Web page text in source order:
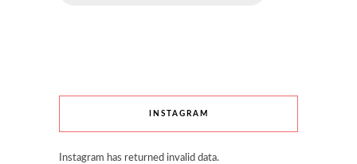
INSTAGRAM
Instagram has returned invalid data.